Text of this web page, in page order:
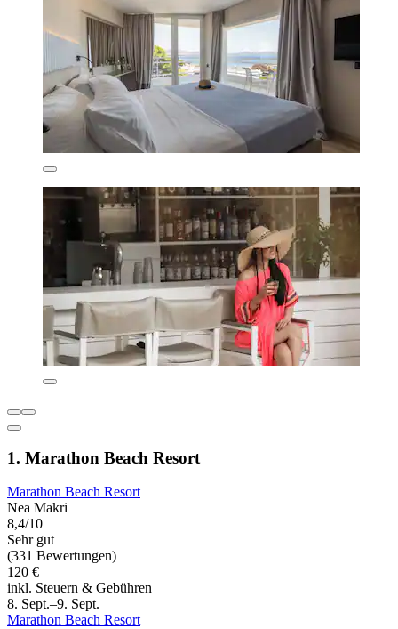
1. Marathon Beach Resort
Marathon Beach Resort
Nea Makri
8,4/10
Sehr gut
(331 Bewertungen)
120 €
inkl. Steuern & Gebühren
8. Sept.–9. Sept.
Marathon Beach Resort